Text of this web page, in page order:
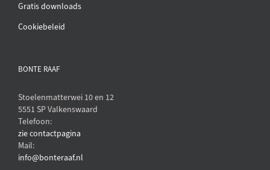
Gratis downloads
Cookiebeleid
BONTE RAAF
Stoelenmatterwei 10 en 12
5551 SP Valkenswaard
Telefoon:
zie contactpagina
Mail:
info@bonteraaf.nl